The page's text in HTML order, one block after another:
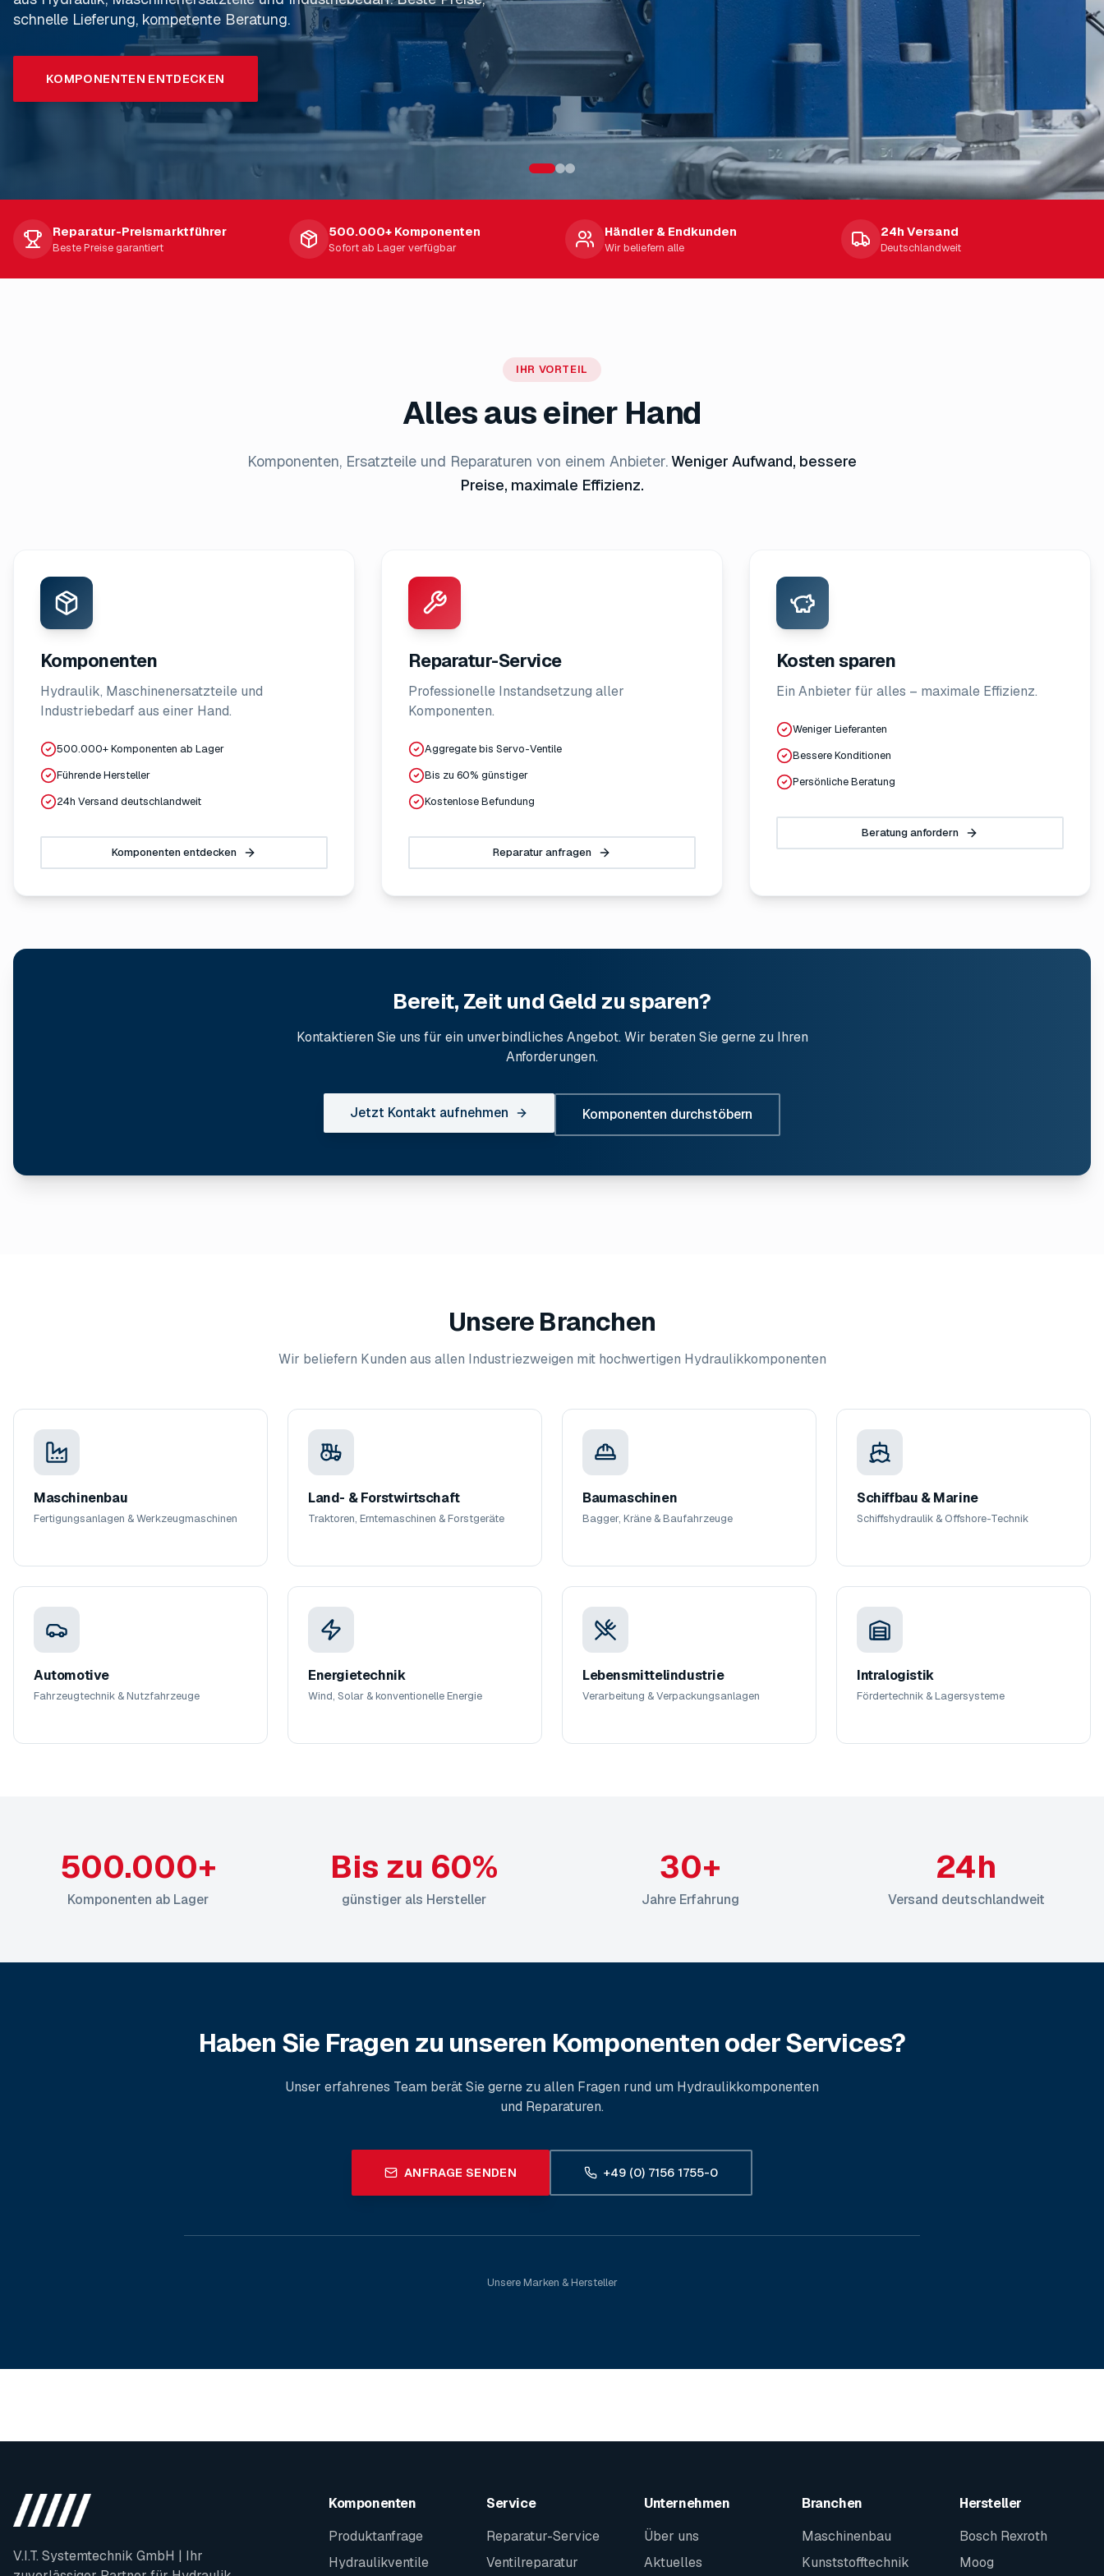
schnelle Lieferung, kompetente Beratung.
KOMPONENTEN ENTDECKEN
Abwicklung.
REPARATUR ANFRAGEN
Sie von unserer 30-jährigen Erfahrung und unserem umfassenden
JETZT ANFRAGEN
Reparatur-Preismarktführer
Beste Preise garantiert
500.000+ Komponenten
Sofort ab Lager verfügbar
Händler & Endkunden
Wir beliefern alle
24h Versand
Deutschlandweit
IHR VORTEIL
Alles aus einer Hand
Komponenten, Ersatzteile und Reparaturen von einem Anbieter.Weniger Aufwand, bessere
Preise, maximale Effizienz.
Komponenten
Hydraulik, Maschinenersatzteile und
Industriebedarf aus einer Hand.
500.000+ Komponenten ab Lager
Führende Hersteller
24h Versand deutschlandweit
Komponenten entdecken
Reparatur-Service
Professionelle Instandsetzung aller
Komponenten.
Aggregate bis Servo-Ventile
Bis zu 60% günstiger
Kostenlose Befundung
Reparatur anfragen
Kosten sparen
Ein Anbieter für alles – maximale Effizienz.
Weniger Lieferanten
Bessere Konditionen
Persönliche Beratung
Beratung anfordern
Bereit, Zeit und Geld zu sparen?
Kontaktieren Sie uns für ein unverbindliches Angebot. Wir beraten Sie gerne zu Ihren
Anforderungen.
Jetzt Kontakt aufnehmen Komponenten durchstöbern
Unsere Branchen
Wir beliefern Kunden aus allen Industriezweigen mit hochwertigen Hydraulikkomponenten
Maschinenbau
Fertigungsanlagen & Werkzeugmaschinen
Land- & Forstwirtschaft
Traktoren, Erntemaschinen & Forstgeräte
Baumaschinen
Bagger, Kräne & Baufahrzeuge
Schiffbau & Marine
Schiffshydraulik & Offshore-Technik
Automotive
Fahrzeugtechnik & Nutzfahrzeuge
Energietechnik
Wind, Solar & konventionelle Energie
Lebensmittelindustrie
Verarbeitung & Verpackungsanlagen
Intralogistik
Fördertechnik & Lagersysteme
500.000+
Komponenten ab Lager
Bis zu 60%
günstiger als Hersteller
30+
Jahre Erfahrung
24h
Versand deutschlandweit
Haben Sie Fragen zu unseren Komponenten oder Services?
Unser erfahrenes Team berät Sie gerne zu allen Fragen rund um Hydraulikkomponenten
und Reparaturen.
ANFRAGE SENDEN +49 (0) 7156 1755-0
Unsere Marken & Hersteller
V.I.T. Systemtechnik GmbH | Ihr
Komponenten
Produktanfrage
Hydraulikventile
Service
Reparatur-Service
Ventilreparatur
Unternehmen
Über uns
Aktuelles
Branchen
Maschinenbau
Kunststofftechnik
Hersteller
Bosch Rexroth
Moog